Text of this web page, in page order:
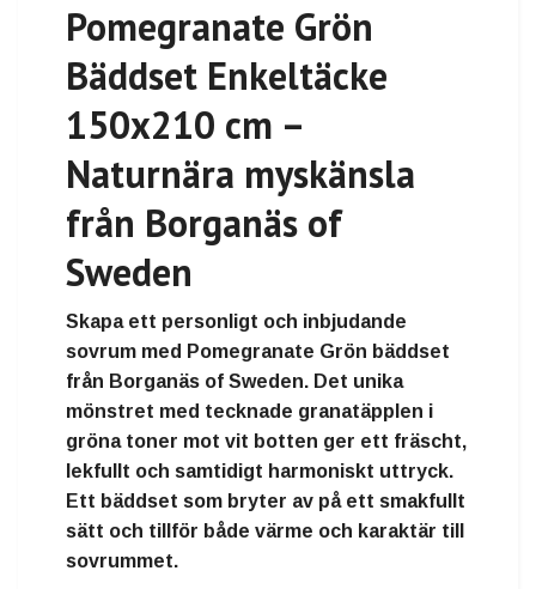
Pomegranate Grön
Bäddset Enkeltäcke
150x210 cm –
Naturnära myskänsla
från Borganäs of
Sweden
Skapa ett personligt och inbjudande
sovrum med Pomegranate Grön bäddset
från Borganäs of Sweden. Det unika
mönstret med tecknade granatäpplen i
gröna toner mot vit botten ger ett fräscht,
lekfullt och samtidigt harmoniskt uttryck.
Ett bäddset som bryter av på ett smakfullt
sätt och tillför både värme och karaktär till
sovrummet.